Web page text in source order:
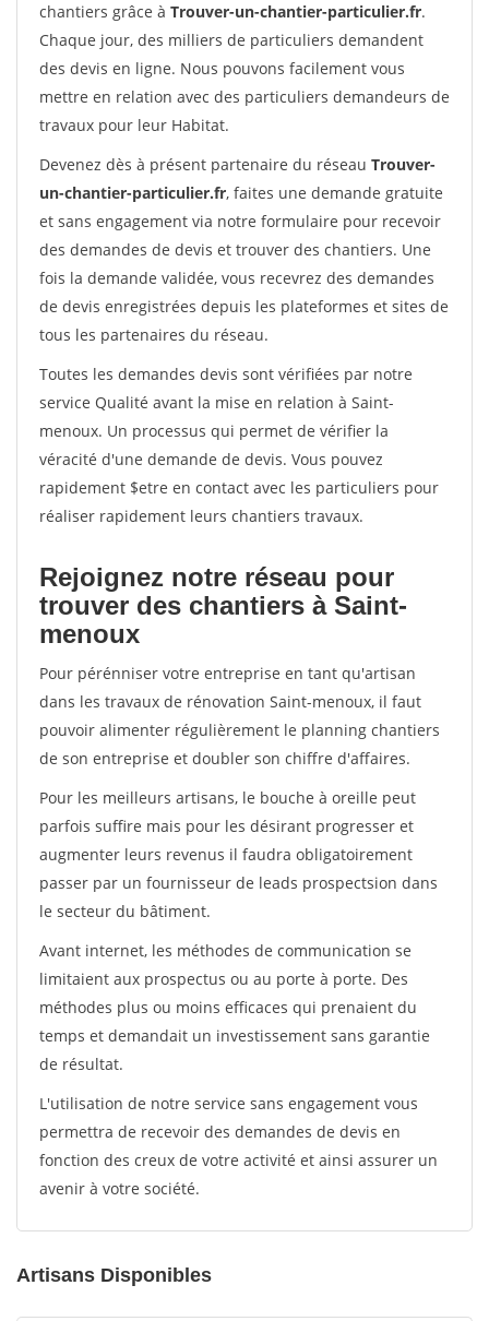
chantiers grâce à Trouver-un-chantier-particulier.fr.
Chaque jour, des milliers de particuliers demandent
des devis en ligne. Nous pouvons facilement vous
mettre en relation avec des particuliers demandeurs de
travaux pour leur Habitat.
Devenez dès à présent partenaire du réseau Trouver-
un-chantier-particulier.fr, faites une demande gratuite
et sans engagement via notre formulaire pour recevoir
des demandes de devis et trouver des chantiers. Une
fois la demande validée, vous recevrez des demandes
de devis enregistrées depuis les plateformes et sites de
tous les partenaires du réseau.
Toutes les demandes devis sont vérifiées par notre
service Qualité avant la mise en relation à Saint-
menoux. Un processus qui permet de vérifier la
véracité d'une demande de devis. Vous pouvez
rapidement $etre en contact avec les particuliers pour
réaliser rapidement leurs chantiers travaux.
Rejoignez notre réseau pour
trouver des chantiers à Saint-
menoux
Pour pérénniser votre entreprise en tant qu'artisan
dans les travaux de rénovation Saint-menoux, il faut
pouvoir alimenter régulièrement le planning chantiers
de son entreprise et doubler son chiffre d'affaires.
Pour les meilleurs artisans, le bouche à oreille peut
parfois suffire mais pour les désirant progresser et
augmenter leurs revenus il faudra obligatoirement
passer par un fournisseur de leads prospectsion dans
le secteur du bâtiment.
Avant internet, les méthodes de communication se
limitaient aux prospectus ou au porte à porte. Des
méthodes plus ou moins efficaces qui prenaient du
temps et demandait un investissement sans garantie
de résultat.
L'utilisation de notre service sans engagement vous
permettra de recevoir des demandes de devis en
fonction des creux de votre activité et ainsi assurer un
avenir à votre société.
Artisans Disponibles